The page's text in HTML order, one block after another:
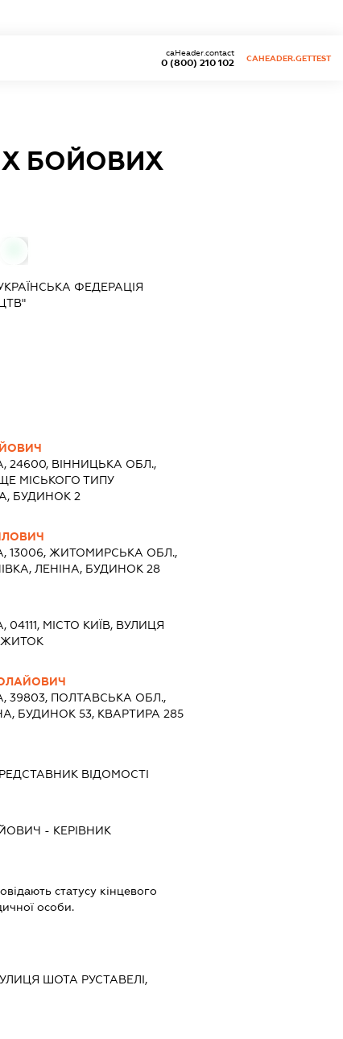
0 (800) 210 102
caHeader.contact
CAHEADER.GETTEST
БОЙОВИХ
ФЕДЕРАЦІЯ
24600, ВІННИЦЬКА ОБЛ.,
МІСЬКОГО ТИПУ
БУДИНОК 2
13006, ЖИТОМИРСЬКА ОБЛ.,
ЛЕНІНА, БУДИНОК 28
04111, МІСТО КИЇВ, ВУЛИЦЯ
39803, ПОЛТАВСЬКА ОБЛ.,
БУДИНОК 53, КВАРТИРА 285
ВІДОМОСТІ
- КЕРІВНИК
статусу кінцевого
особи.
ШОТА РУСТАВЕЛІ,